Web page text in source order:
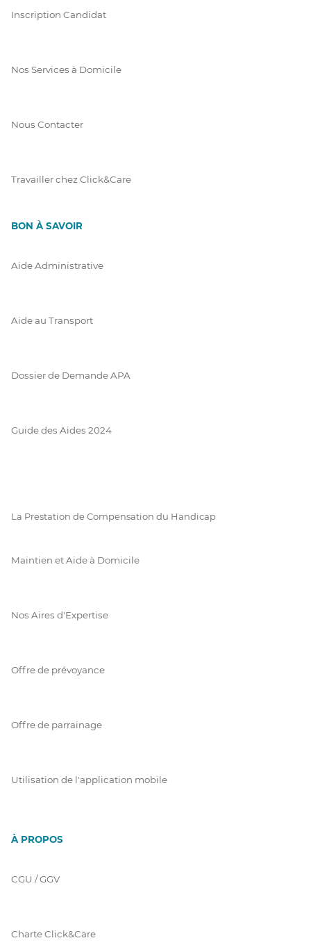
Inscription Candidat
Nos Services à Domicile
Nous Contacter
Travailler chez Click&Care
BON À SAVOIR
Aide Administrative
Aide au Transport
Dossier de Demande APA
Guide des Aides 2024
La Prestation de Compensation du Handicap
Maintien et Aide à Domicile
Nos Aires d'Expertise
Offre de prévoyance
Offre de parrainage
Utilisation de l'application mobile
À PROPOS
CGU / GGV
Charte Click&Care